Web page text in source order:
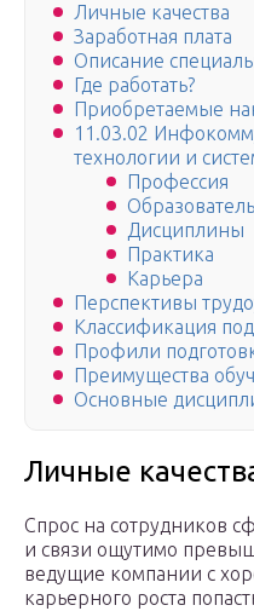
Личные качества
Заработная плата
Описание
Где работать?
Приобретаемые
11.03.02
технологии и
Профессия
Дисциплины
Практика
Карьера
Перспективы
Классификация
Профили
Преимущества
Основные
Личные
Спрос на сотрудников
и связи ощутимо
ведущие компании с
карьерного роста